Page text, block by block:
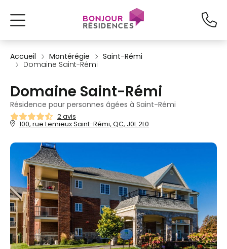
Accueil Montérégie
Saint-Rémi
Domaine Saint-Rémi
Domaine Saint-Rémi
Résidence pour personnes âgées à Saint-Rémi
2 avis
100, rue Lemieux Saint-Rémi, QC, J0L 2L0